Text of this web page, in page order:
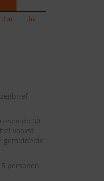
de 60
vaakst
gemiddelde
personen